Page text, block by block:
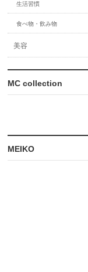
生活習慣
食べ物・飲み物
美容
MC collection
MEIKO